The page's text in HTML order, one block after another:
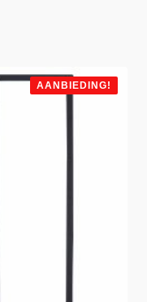
AANBIEDING!